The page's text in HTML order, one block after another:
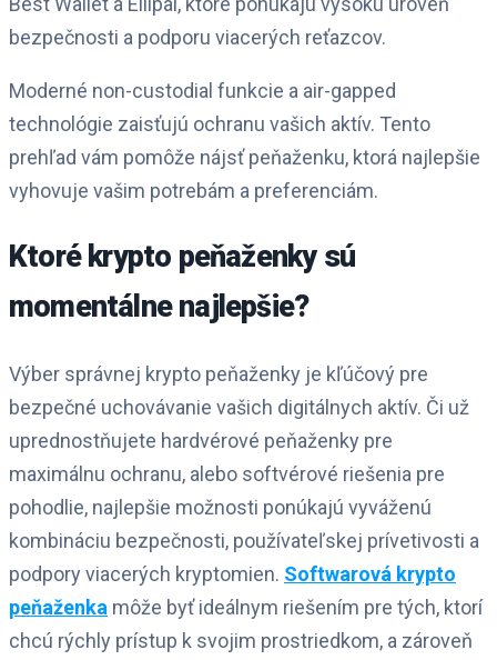
bezpečnosti a podporu viacerých reťazcov.
Moderné non-custodial funkcie a air-gapped
technológie zaisťujú ochranu vašich aktív. Tento
prehľad vám pomôže nájsť peňaženku, ktorá najlepšie
vyhovuje vašim potrebám a preferenciám.
Ktoré krypto peňaženky sú
momentálne najlepšie?
Výber správnej krypto peňaženky je kľúčový pre
bezpečné uchovávanie vašich digitálnych aktív. Či už
uprednostňujete hardvérové peňaženky pre
maximálnu ochranu, alebo softvérové riešenia pre
pohodlie, najlepšie možnosti ponúkajú vyváženú
kombináciu bezpečnosti, používateľskej prívetivosti a
podpory viacerých kryptomien. Softwarová krypto
peňaženka môže byť ideálnym riešením pre tých, ktorí
chcú rýchly prístup k svojim prostriedkom, a zároveň